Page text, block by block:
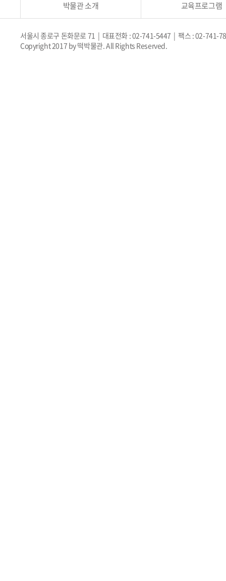
박물관 소개 교육프로그램
서울시 종로구 돈화문로 71 | 대표전화 : 02-741-5447 | 팩스 : 02-741-
Copyright 2017 by 떡박물관. All Rights Reserved.